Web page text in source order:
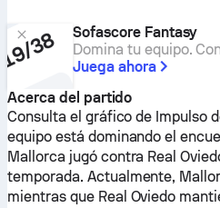
Sofascore Fantasy
Domina tu equipo.
Juega ahora
Acerca del partido
Consulta el gráfico de Impulso
equipo está dominando el
Mallorca jugó contra Real
temporada. Actualmente,
mientras que Real Oviedo